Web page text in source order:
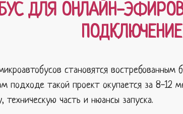
ДЛЯ ОНЛАЙН-
ПОДКЛЮЧЕНИЕ
становятся востребованным
подходе такой проект окупается за 8-12
техническую часть и нюансы запуска.